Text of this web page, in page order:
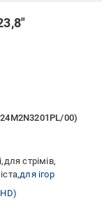
00)
для стрімів
для ігор